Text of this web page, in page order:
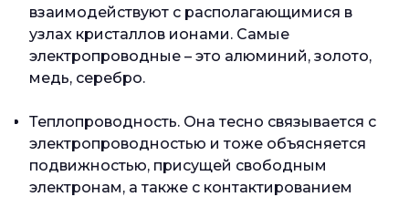
взаимодействуют с располагающимися в
узлах кристаллов ионами. Самые
электропроводные – это алюминий, золото,
медь, серебро.
Теплопроводность. Она тесно связывается с
электропроводностью и тоже объясняется
подвижностью, присущей свободным
электронам, а также с контактированием